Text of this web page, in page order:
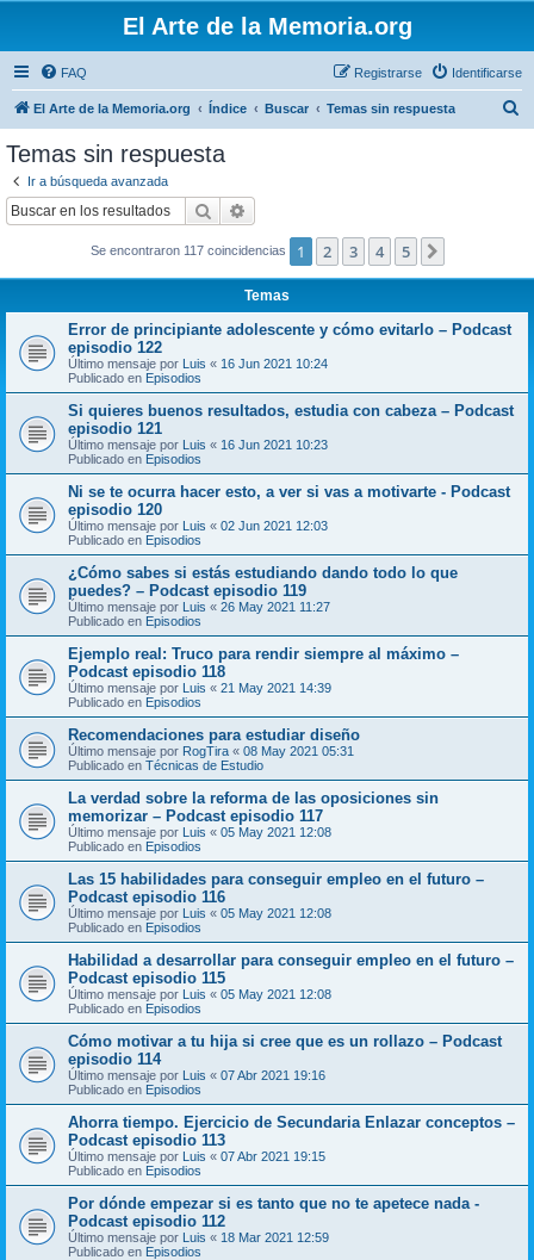
El Arte de la Memoria.org
FAQ Identificarse
Registrarse
El Arte de la Memoria.org Índice Buscar Temas sin respuesta
Temas sin respuesta
Ir a búsqueda avanzada
Buscar
Se encontraron 117 coincidencias 1 2 3 4 5
Temas
Error de principiante adolescente y cómo evitarlo – Podcast
episodio 122
Último mensaje por Luis « 16 Jun 2021 10:24
Publicado en Episodios
Si quieres buenos resultados, estudia con cabeza – Podcast
episodio 121
Último mensaje por Luis « 16 Jun 2021 10:23
Publicado en Episodios
Ni se te ocurra hacer esto, a ver si vas a motivarte - Podcast
episodio 120
Último mensaje por Luis « 02 Jun 2021 12:03
Publicado en Episodios
¿Cómo sabes si estás estudiando dando todo lo que
puedes? – Podcast episodio 119
Último mensaje por Luis « 26 May 2021 11:27
Publicado en Episodios
Ejemplo real: Truco para rendir siempre al máximo –
Podcast episodio 118
Último mensaje por Luis « 21 May 2021 14:39
Publicado en Episodios
Recomendaciones para estudiar diseño
Último mensaje por RogTira « 08 May 2021 05:31
Publicado en Técnicas de Estudio
La verdad sobre la reforma de las oposiciones sin
memorizar – Podcast episodio 117
Último mensaje por Luis « 05 May 2021 12:08
Publicado en Episodios
Las 15 habilidades para conseguir empleo en el futuro –
Podcast episodio 116
Último mensaje por Luis « 05 May 2021 12:08
Publicado en Episodios
Habilidad a desarrollar para conseguir empleo en el futuro –
Podcast episodio 115
Último mensaje por Luis « 05 May 2021 12:08
Publicado en Episodios
Cómo motivar a tu hija si cree que es un rollazo – Podcast
episodio 114
Último mensaje por Luis « 07 Abr 2021 19:16
Publicado en Episodios
Ahorra tiempo. Ejercicio de Secundaria Enlazar conceptos –
Podcast episodio 113
Último mensaje por Luis « 07 Abr 2021 19:15
Publicado en Episodios
Por dónde empezar si es tanto que no te apetece nada -
Podcast episodio 112
Último mensaje por Luis « 18 Mar 2021 12:59
Publicado en Episodios